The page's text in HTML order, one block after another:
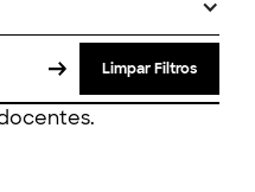
Limpar Filtros